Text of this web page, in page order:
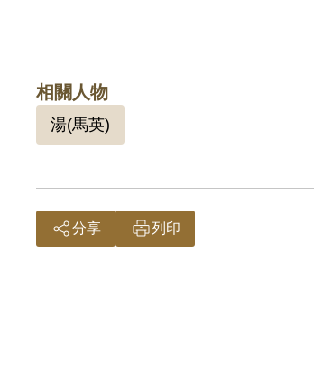
相關人物
湯(馬英)
分享 列印